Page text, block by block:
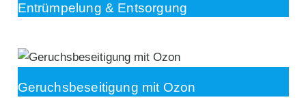
Entrümpelung & Entsorgung
Geruchsbeseitigung mit Ozon